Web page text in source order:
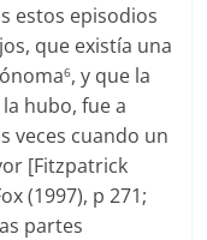
estos episodios
que existía una
6, y que la
hubo, fue a
veces cuando un
[Fitzpatrick
(1997), p 271;
partes